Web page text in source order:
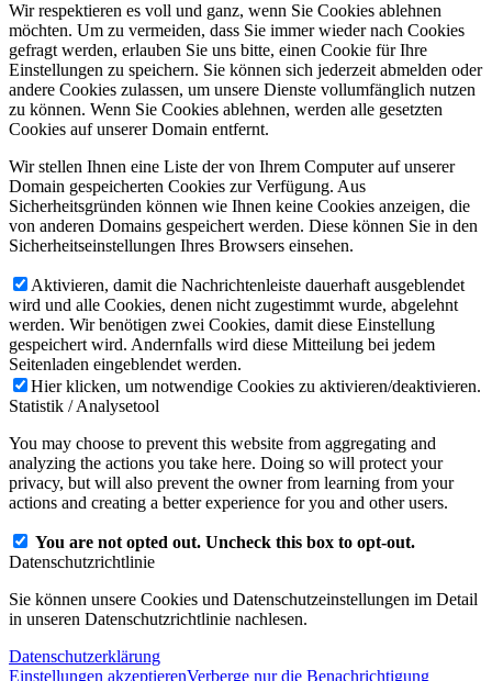
Wir respektieren es voll und ganz, wenn Sie Cookies ablehnen
möchten. Um zu vermeiden, dass Sie immer wieder nach Cookies
gefragt werden, erlauben Sie uns bitte, einen Cookie für Ihre
Einstellungen zu speichern. Sie können sich jederzeit abmelden oder
andere Cookies zulassen, um unsere Dienste vollumfänglich nutzen
zu können. Wenn Sie Cookies ablehnen, werden alle gesetzten
Cookies auf unserer Domain entfernt.
Wir stellen Ihnen eine Liste der von Ihrem Computer auf unserer
Domain gespeicherten Cookies zur Verfügung. Aus
Sicherheitsgründen können wie Ihnen keine Cookies anzeigen, die
von anderen Domains gespeichert werden. Diese können Sie in den
Sicherheitseinstellungen Ihres Browsers einsehen.
Aktivieren, damit die Nachrichtenleiste dauerhaft ausgeblendet
wird und alle Cookies, denen nicht zugestimmt wurde, abgelehnt
werden. Wir benötigen zwei Cookies, damit diese Einstellung
gespeichert wird. Andernfalls wird diese Mitteilung bei jedem
Seitenladen eingeblendet werden.
Hier klicken, um notwendige Cookies zu aktivieren/deaktivieren.
Statistik / Analysetool
You may choose to prevent this website from aggregating and
analyzing the actions you take here. Doing so will protect your
privacy, but will also prevent the owner from learning from your
actions and creating a better experience for you and other users.
You are not opted out. Uncheck this box to opt-out.
Datenschutzrichtlinie
Sie können unsere Cookies und Datenschutzeinstellungen im Detail
in unseren Datenschutzrichtlinie nachlesen.
Datenschutzerklärung
Einstellungen akzeptierenVerberge nur die Benachrichtigung